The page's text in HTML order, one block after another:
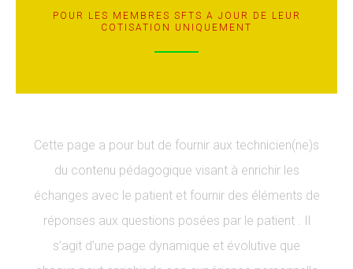
POUR LES MEMBRES SFTS A JOUR DE LEUR
COTISATION UNIQUEMENT
Cette page a pour but de fournir aux technicien(ne)s
du contenu pédagogique visant à enrichir les
échanges avec le patient et fournir des éléments de
réponses aux questions posées par le patient . Il
s’agit d’une page dynamique et évolutive que